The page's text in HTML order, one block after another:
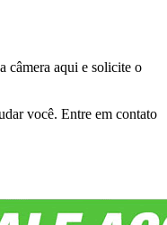
câmera aqui e solicite o
você. Entre em contato